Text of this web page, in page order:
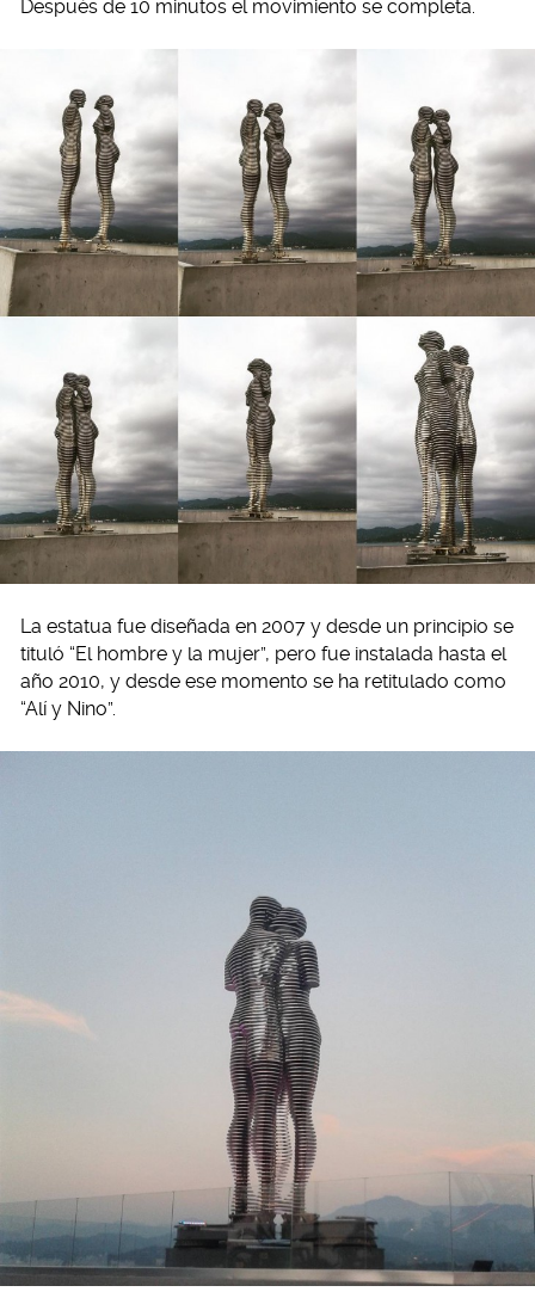
Después de 10 minutos el movimiento se completa.
La estatua fue diseñada en 2007 y desde un principio se
tituló “El hombre y la mujer”, pero fue instalada hasta el
año 2010, y desde ese momento se ha retitulado como
“Alí y Nino”.